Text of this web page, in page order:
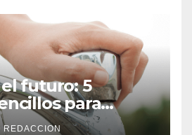
futuro: 5
para
en el hogar
REDACCION